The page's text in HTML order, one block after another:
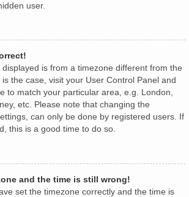
user.
is from a timezone different from the
the case, visit your User Control Panel and
to match your particular area, e.g. London,
etc. Please note that changing the
can only be done by registered users. If
this is a good time to do so.
and the time is still wrong!
set the timezone correctly and the time is